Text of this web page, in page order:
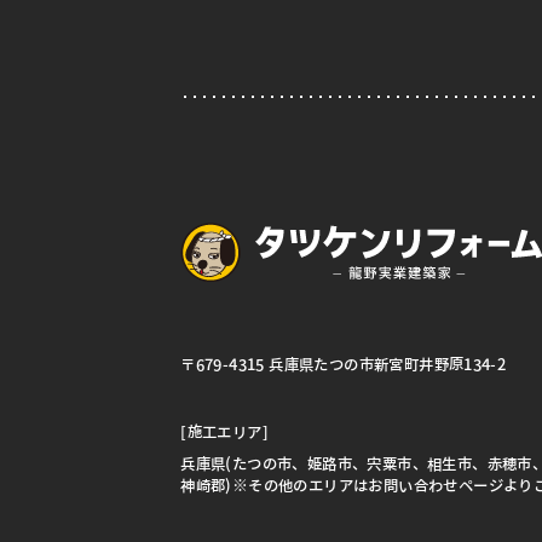
〒679-4315 兵庫県たつの市新宮町井野原134-2
[施工エリア]
兵庫県(たつの市、姫路市、宍粟市、相生市、赤穂市
神崎郡)※その他のエリアはお問い合わせページより